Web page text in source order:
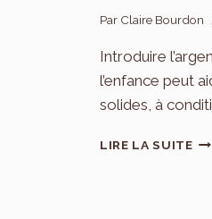
Par Claire Bourdon
Introduire
l’enfance peut
solides, à
LIRE LA SUITE